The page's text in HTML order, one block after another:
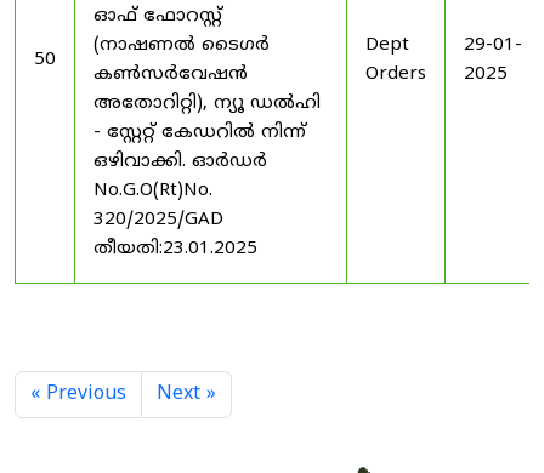
50
ഓഫ് ഫോറസ്റ്റ്
(നാഷണൽ ടൈഗർ
കൺസർവേഷൻ
അതോറിറ്റി), ന്യൂ ഡൽഹി
- സ്റ്റേറ്റ് കേഡറിൽ നിന്ന്
ഒഴിവാക്കി. ഓർഡർ
No.G.O(Rt)No.
320/2025/GAD
തീയതി:23.01.2025
Dept
Orders
29-01-
2025
« Previous Next »